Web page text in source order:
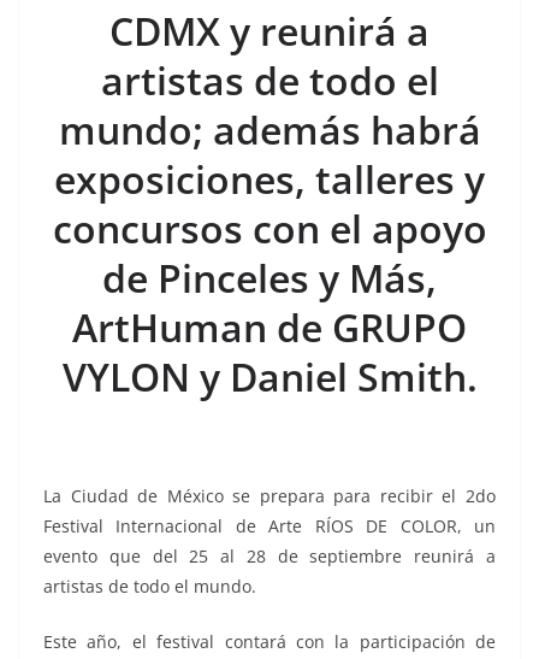
k
p k
CDMX y reunirá a
artistas de todo el
mundo; además habrá
exposiciones, talleres y
concursos con el apoyo
de Pinceles y Más,
ArtHuman de GRUPO
VYLON y Daniel Smith.
La Ciudad de México se prepara para recibir el 2do
Festival Internacional de Arte RÍOS DE COLOR, un
evento que del 25 al 28 de septiembre reunirá a
artistas de todo el mundo.
Este año, el festival contará con la participación de